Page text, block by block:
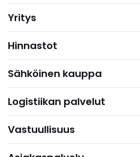
Yritys
Hinnastot
Sähköinen kauppa
Logistiikan palvelut
Vastuullisuus